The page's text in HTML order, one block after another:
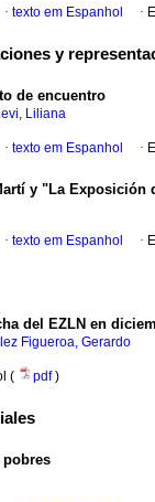
· texto em Espanhol ·
y
de encuentro
Liliana
· texto em Espanhol ·
y "La Exposición
· texto em Espanhol ·
del EZLN en
Figueroa, Gerardo
( pdf)
pobres